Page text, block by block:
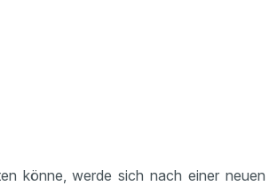
könne, werde sich nach einer neuen